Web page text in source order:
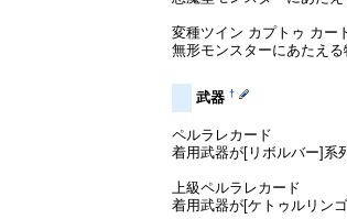
変種ツイン カプトゥ カー
無形モンスターにあたえ
武器†
ペルラレカード
着用武器が[リボルバー]系
上級ペルラレカード
着用武器が[ケトゥルリン